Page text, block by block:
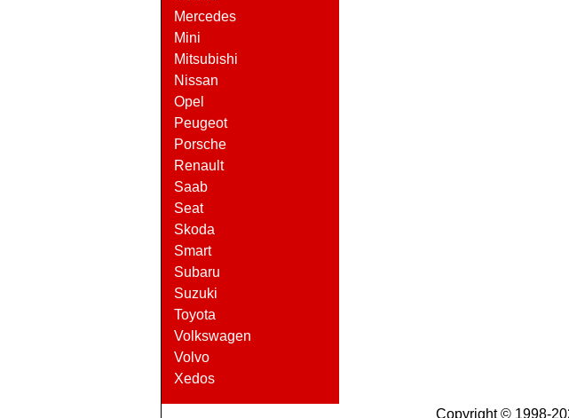
Mercedes
Mini
Mitsubishi
Nissan
Opel
Peugeot
Porsche
Renault
Saab
Seat
Skoda
Smart
Subaru
Suzuki
Toyota
Volkswagen
Volvo
Xedos
Copyright © 1998-